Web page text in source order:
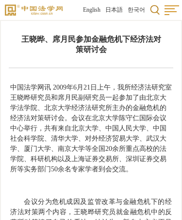
English 日本語 한국어
王晓晔、席月民参加金融危机下经济法对
策研讨会
中国法学网讯 2009年6月21日上午，我所经济法研究室
王晓晔研究员和席月民副研究员一起参加了由北京大
学法学院、北京大学经济法研究所主办的金融危机的
经济法对策研讨会。会议在北京大学陈守仁国际会议
中心举行，共有来自北京大学、中国人民大学、中国
社会科学院、清华大学、对外经济贸易大学、武汉大
学、厦门大学、南京大学等全国20余所重点高校的法
学院、科研机构以及上海证券交易所、深圳证券交易
所等实务部门50余名专家学者到会交流。
会议分为危机成因及监管改革与金融危机下的经
济法对策两个内容，王晓晔研究员就金融危机中的反